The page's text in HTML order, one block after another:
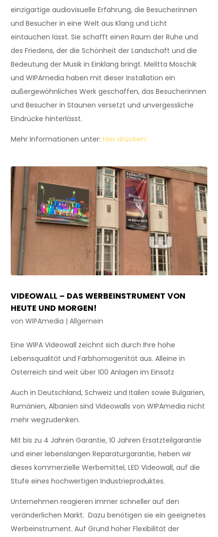
einzigartige audiovisuelle Erfahrung, die Besucherinnen
und Besucher in eine Welt aus Klang und Licht
eintauchen lässt. Sie schafft einen Raum der Ruhe und
des Friedens, der die Schönheit der Landschaft und die
Bedeutung der Musik in Einklang bringt. Melitta Moschik
und WIPAmedia haben mit dieser Installation ein
außergewöhnliches Werk geschaffen, das Besucherinnen
und Besucher in Staunen versetzt und unvergessliche
Eindrücke hinterlässt.
Mehr Informationen unter:Hier drücken!
VIDEOWALL – DAS WERBEINSTRUMENT VON
HEUTE UND MORGEN!
vonWIPAmedia |Allgemein
Eine WIPA Videowall zeichnt sich durch Ihre hohe
Lebensqualität und Farbhomogenität aus. Alleine in
Österreich sind weit über 100 Anlagen im Einsatz
Auch in Deutschland, Schweiz und Italien sowie Bulgarien,
Rumänien, Albanien sind Videowalls von WIPAmedia nicht
mehr wegzudenken.
Mit bis zu 4 Jahren Garantie, 10 Jahren Ersatzteilgarantie
und einer lebenslangen Reparaturgarantie, heben wir
dieses kommerzielle Werbemittel, LED Videowall, auf die
Stufe eines hochwertigen Industrieproduktes.
Unternehmen reagieren immer schneller auf den
veränderlichen Markt. Dazu benötigen sie ein geeignetes
Werbeinstrument. Auf Grund hoher Flexibilität der